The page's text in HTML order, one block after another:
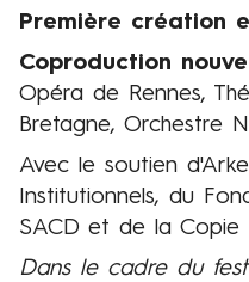
Production
Première création
Coproduction
Opéra de Rennes,
Bretagne, Orchestre
Avec le soutien
Institutionnels, du
SACD et de la Copie
Dans le cadre du